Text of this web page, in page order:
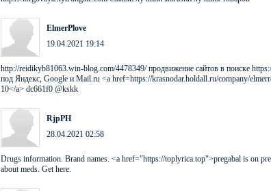
ElmerPlove
19.04.2021 19:14
http://reidikyb81063.win-blog.com/4478349/ продвижение сайтов в поиске
под Яндекс, Google и Mail.ru <a href=https://krasnodar.holdall.ru/company/
10</a> dc661f0 @kskk
RjpPH
28.04.2021 02:58
Drugs information. Brand names. <a href="https://toplyrica.top">pregabal is on
about meds. Get here.